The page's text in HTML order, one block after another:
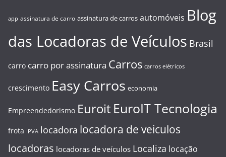
app assinatura de carro assinatura de carros automóveis Blog
das Locadoras de Veículos Brasil
carro carro por assinatura Carros carros elétricos
crescimento Easy Carros economia
Empreendedorismo Euroit EuroIT Tecnologia
frota IPVA locadora locadora de veiculos
locadoras locadoras de veículos Localiza locação